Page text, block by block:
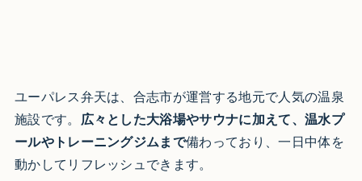
ユーパレス弁天は、合志市が運営する地元で人気の温泉
施設です。 広々とした大浴場やサウナに加えて、温水プ
ールやトレーニングジムまで備わっており、一日中体を
動かしてリフレッシュできます。